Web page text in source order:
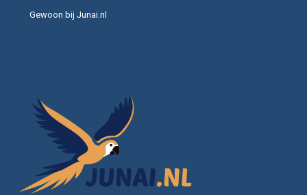
Gewoon bij Junai.nl